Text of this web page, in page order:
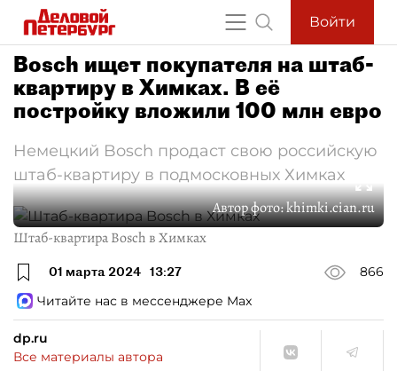
Войти
Bosch ищет покупателя на штаб-
квартиру в Химках. В её
постройку вложили 100 млн евро
Немецкий Bosch продаст свою российскую
штаб-квартиру в подмосковных Химках
Автор фото:khimki.cian.ru
Штаб-квартира Bosch в Химках
01 марта 2024 13:27
866
Читайте нас в мессенджере Max
dp.ru
Все материалы автора